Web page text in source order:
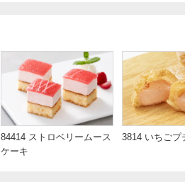
84414 ストロベリームース
ケーキ
3814 いちごプ